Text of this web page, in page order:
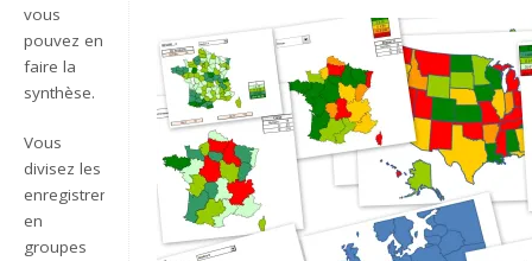
vous
pouvez en
faire la
synthèse.
Vous
divisez les
enregistrements
en
groupes